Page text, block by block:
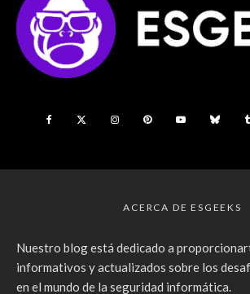
ACERCA DE ESGEEKS
Nuestro blog está dedicado a
informativos y actualizados sobre los
en el mundo de la seguridad informática.